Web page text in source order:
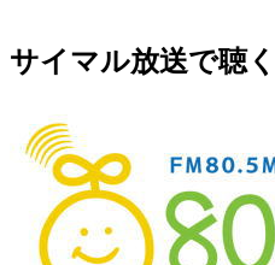
サイマル放送で聴く